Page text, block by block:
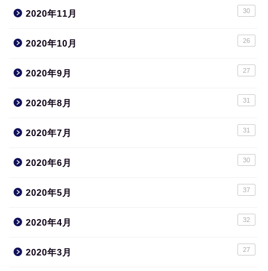
2020年11月 30
2020年10月 26
2020年9月 27
2020年8月 31
2020年7月 31
2020年6月 30
2020年5月 37
2020年4月 32
2020年3月 27